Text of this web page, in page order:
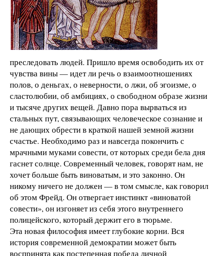
преследовать людей. Пришло время освободить их от
чувства вины — идет ли речь о взаимоотношениях
полов, о деньгах, о неверности, о лжи, об эгоизме, о
сластолюбии, об амбициях, о свободном образе жизни
и тысяче других вещей. Давно пора вырваться из
стальных пут, связывающих человеческое сознание и
не дающих обрести в краткой нашей земной жизни
счастье. Необходимо раз и навсегда покончить с
мрачными муками совести, от которых среди бела дня
гаснет солнце. Современный человек, говорят нам, не
хочет больше быть виноватым, и это законно. Он
никому ничего не должен — в том смысле, как говорил
об этом Фрейд. Он отвергает инстинкт «виноватой
совести», он изгоняет из себя этого внутреннего
полицейского, который держит его в тюрьме.
Эта новая философия имеет глубокие корни. Вся
история современной демократии может быть
воспринята как постепенная победа личной